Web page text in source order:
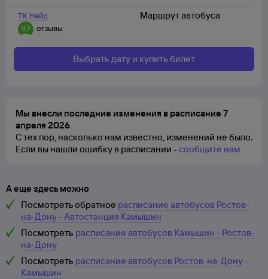
ТК Нейс
9,7
отзывы
Маршрут автобуса
Выбрать дату и купить билет
Мы внесли последние изменения в расписание 7
апреля 2026
С тех пор, насколько нам известно, изменений не было.
Если вы нашли ошибку в расписании -сообщите нам
А еще здесь можно
Посмотреть обратное расписание автобусов Ростов-
на-Дону - Автостанция Камышин
Посмотреть расписание автобусов Камышин - Ростов-
на-Дону
Посмотреть расписание автобусов Ростов-на-Дону -
Камышин